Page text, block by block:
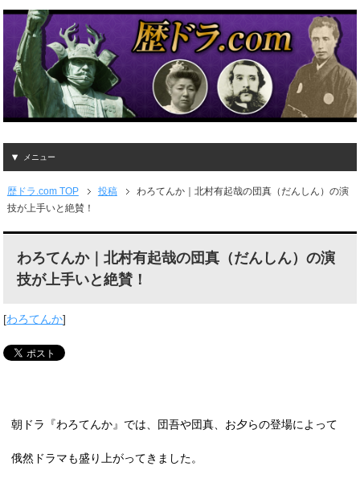
メニュー
歴ドラ.com TOP 投稿
わろてんか｜北村有起哉の団真（だんしん）の演
技が上手いと絶賛！
わろてんか｜北村有起哉の団真（だんしん）の演
技が上手いと絶賛！
[わろてんか]
朝ドラ『わろてんか』では、団吾や団真、お夕らの登場によって
俄然ドラマも盛り上がってきました。